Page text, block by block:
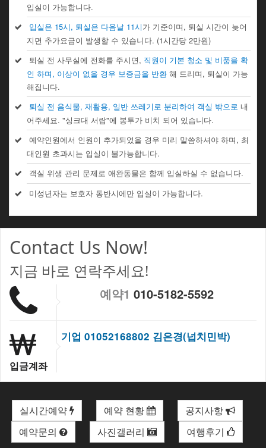
입실이 가능합니다.
입실은 15시, 퇴실은 다음날 11시가 기준이며, 퇴실 시간이 늦어
지면 추가요금이 발생할 수 있습니다. (1시간당 2만원)
퇴실 전 사무실에 전화를 주시면, 직원이 기본 청소 및 비품을 확
인 하며, 이상이 없을 경우 보증금을 반환해 드리며, 퇴실이 가능
해집니다.
퇴실 전 음식물, 재활용, 일반 쓰레기로 분리하여 객실 밖으로 내
어주세요. "싱크대 서랍"에 봉투가 비치 되어 있습니다.
예약인원에서 인원이 추가되었을 경우 미리 말씀하셔야 하며, 최
대인원 초과시는 입실이 불가능합니다.
객실 위생 관리 문제로 애완동물은 함께 입실하실 수 없습니다.
미성년자는 보호자 동반시에만 입실이 가능합니다.
Contact Us Now!
지금 바로 연락주세요!
예약1 010-5182-5592
입금계좌
기업 01052168802 김은경(넙치민박)
실시간예약 예약 현황
공지사항
예약문의
사진갤러리 여행후기